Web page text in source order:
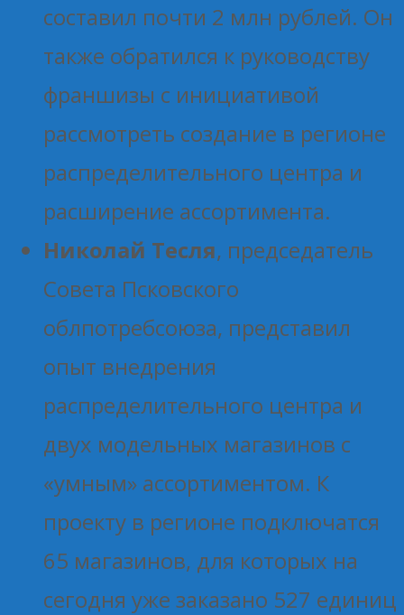
составил почти 2 млн рублей. Он
также обратился к руководству
франшизы с инициативой
рассмотреть создание в регионе
распределительного центра и
расширение ассортимента.
Николай Тесля, председатель
Совета Псковского
облпотребсоюза, представил
опыт внедрения
распределительного центра и
двух модельных магазинов с
«умным» ассортиментом. К
проекту в регионе подключатся
65 магазинов, для которых на
сегодня уже заказано 527 единиц